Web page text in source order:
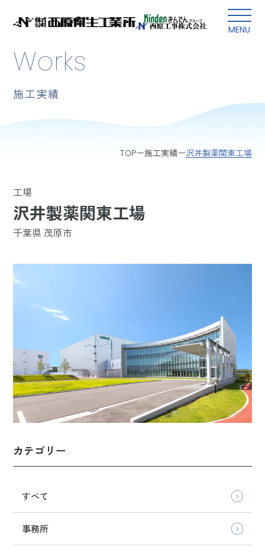
MENU
本文にスキップ
Works
施工実績
TOP 施工実績 沢井製薬関東工場
工場
沢井製薬関東工場
千葉県 茂原市
カテゴリー
すべて
事務所